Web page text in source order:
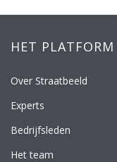
HET PLATFORM
Over Straatbeeld
Experts
Bedrijfsleden
Het team